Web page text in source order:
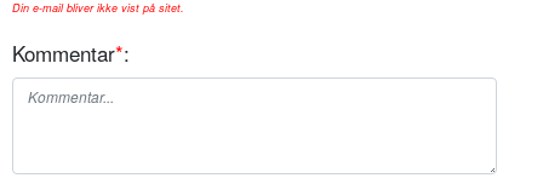
Din e-mail bliver ikke vist på sitet.
Kommentar*: